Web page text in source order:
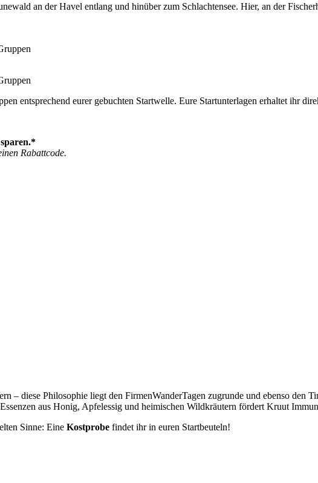
an der Havel entlang und hinüber zum Schlachtensee. Hier, an der
entsprechend eurer gebuchten Startwelle. Eure Startunterlagen erhaltet ihr
Rabattcode.
– diese Philosophie liegt den FirmenWanderTagen zugrunde und ebenso den
aus Honig, Apfelessig und heimischen Wildkräutern fördert Kruut
Sinne: Eine Kostprobe findet ihr in euren Startbeuteln!